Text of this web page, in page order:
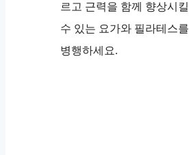
르고 근력을 함께 향상시킬
수 있는 요가와 필라테스를
병행하세요.